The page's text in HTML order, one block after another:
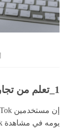
1_تعلم من تجارب العلامات التجارية الأخرى
يومه في مشاهدة TikTok.